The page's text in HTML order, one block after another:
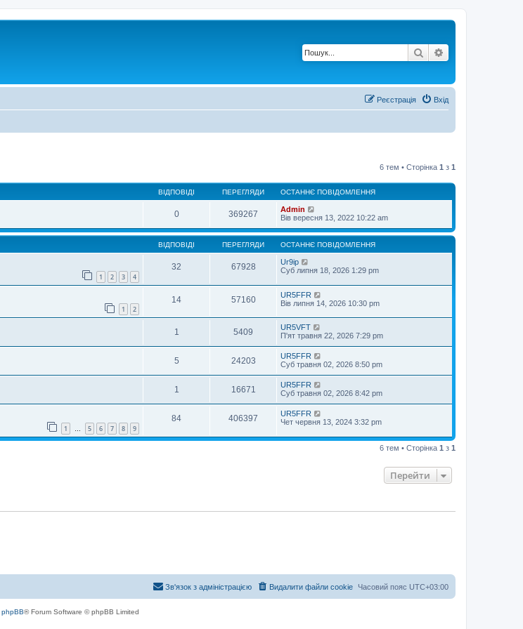
Пошук
Вхід
Реєстрація
6 тем • Сторінка 1 з 1
ВІДПОВІДІ ПЕРЕГЛЯДИ ОСТАННЄ ПОВІДОМЛЕННЯ
0 369267
Admin
Вів вересня 13, 2022 10:22 am
ВІДПОВІДІ ПЕРЕГЛЯДИ ОСТАННЄ ПОВІДОМЛЕННЯ
1 2 3 4
32 67928
Ur9ip
Суб липня 18, 2026 1:29 pm
1 2
14 57160
UR5FFR
Вів липня 14, 2026 10:30 pm
1 5409
UR5VFT
П'ят травня 22, 2026 7:29 pm
5 24203
UR5FFR
Суб травня 02, 2026 8:50 pm
1 16671
UR5FFR
Суб травня 02, 2026 8:42 pm
1 … 5 6 7 8 9
84 406397
UR5FFR
Чет червня 13, 2024 3:32 pm
6 тем • Сторінка 1 з 1
Перейти
Часовий пояс UTC+03:00
Видалити файли cookie
Зв'язок з адміністрацією
phpBB® Forum Software © phpBB Limited